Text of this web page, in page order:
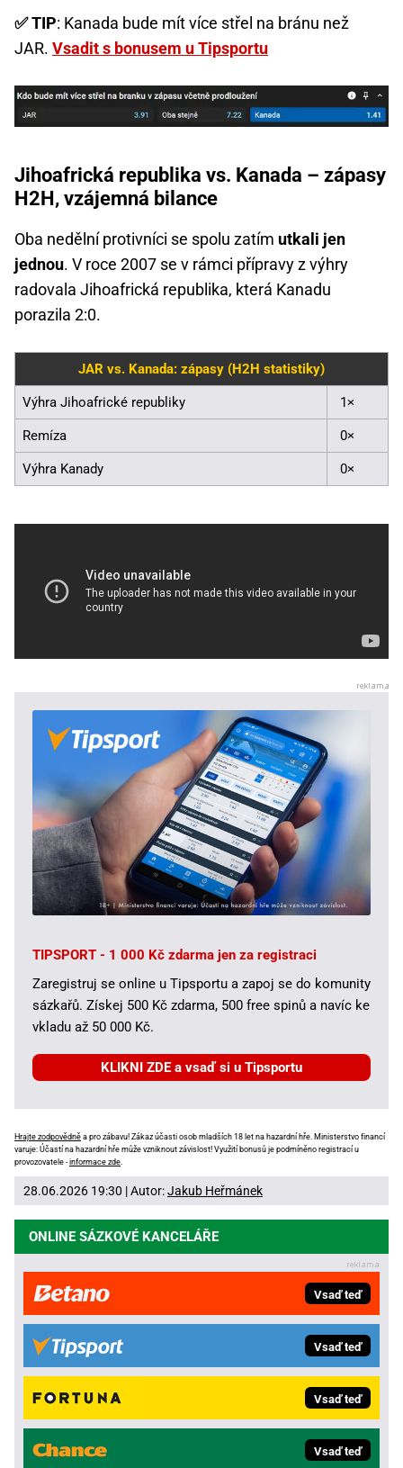
✅ TIP: Kanada bude mít více střel na bránu než
JAR. Vsadit s bonusem u Tipsportu
Jihoafrická republika vs. Kanada – zápasy
H2H, vzájemná bilance
Oba nedělní protivníci se spolu zatím utkali jen
jednou. V roce 2007 se v rámci přípravy z výhry
radovala Jihoafrická republika, která Kanadu
porazila 2:0.
JAR vs. Kanada: zápasy (H2H statistiky)
Výhra Jihoafrické republiky 1×
Remíza 0×
Výhra Kanady 0×
TIPSPORT - 1 000 Kč zdarma jen za registraci
Zaregistruj se online u Tipsportu a zapoj se do komunity
sázkařů. Získej 500 Kč zdarma, 500 free spinů a navíc ke
vkladu až 50 000 Kč.
KLIKNI ZDE a vsaď si u Tipsportu
Hrajte zodpovědně a pro zábavu! Zákaz účasti osob mladších 18 let na hazardní hře. Ministerstvo financí
varuje: Účastí na hazardní hře může vzniknout závislost! Využití bonusů je podmíněno registrací u
provozovatele -informace zde
28.06.2026 19:30 | Autor:Jakub Heřmánek
ONLINE SÁZKOVÉ KANCELÁŘE
Vsaď teď
Vsaď teď
Vsaď teď
Vsaď teď